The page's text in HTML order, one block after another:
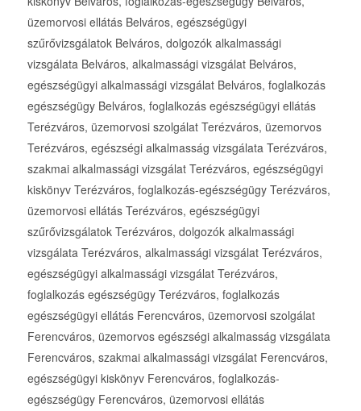
üzemorvosi ellátás Belváros, egészségügyi
szűrővizsgálatok Belváros, dolgozók alkalmassági
vizsgálata Belváros, alkalmassági vizsgálat Belváros,
egészségügyi alkalmassági vizsgálat Belváros, foglalkozás
egészségügy Belváros, foglalkozás egészségügyi ellátás
Terézváros, üzemorvosi szolgálat Terézváros, üzemorvos
Terézváros, egészségi alkalmasság vizsgálata Terézváros,
szakmai alkalmassági vizsgálat Terézváros, egészségügyi
kiskönyv Terézváros, foglalkozás-egészségügy Terézváros,
üzemorvosi ellátás Terézváros, egészségügyi
szűrővizsgálatok Terézváros, dolgozók alkalmassági
vizsgálata Terézváros, alkalmassági vizsgálat Terézváros,
egészségügyi alkalmassági vizsgálat Terézváros,
foglalkozás egészségügy Terézváros, foglalkozás
egészségügyi ellátás Ferencváros, üzemorvosi szolgálat
Ferencváros, üzemorvos egészségi alkalmasság vizsgálata
Ferencváros, szakmai alkalmassági vizsgálat Ferencváros,
egészségügyi kiskönyv Ferencváros, foglalkozás-
egészségügy Ferencváros, üzemorvosi ellátás